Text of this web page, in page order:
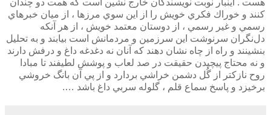
كنند و خوراك فكري خويش را از اين سوي مرزها ، از ميان خبرهاي
رسمي و غير رسمي ، از دوستان معتمد خويش ، از هر آنكه
دل‌نگران سرنوشت اين سرزمين و مردمانش است بيابند و به تحليل
بنشينند و راه از چاه نشان دهند كه آنان نه دغدغه داغ و درفش دارند
و نه محتاج پيچيدن حقيقت در صد لعاب و پوشش لطيفند تا مبادا
روح نازكتر از گُل دشمن خراشي بردارد و از پي آن بانگ خروشي
برخيزد و پاسخ سماع قلم ، گلوله سربي داغ باشد ….